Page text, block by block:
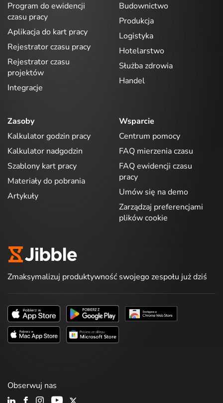
Program do ewidencji
czasu pracy
Aplikacja do kart pracy
Rejestrator czasu pracy
Rejestrator czasu
projektów
Integracje
Budownictwo
Produkcja
Logistyka
Hotelarstwo
Służba zdrowia
Handel
Zasoby
Kalkulator godzin pracy
Kalkulator nadgodzin
Szablony kart pracy
Materiały do pobrania
Artykuły
Wsparcie
Centrum pomocy
FAQ mierzenia czasu
FAQ ewidencji czasu
pracy
Umów się na demo
Zarządzaj preferencjami
plików cookie
Zmaksymalizuj produktywność swojego zespołu już dziś
Obserwuj nas